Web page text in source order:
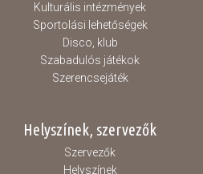
Kulturális intézmények
Sportolási lehetőségek
Disco, klub
Szabadulós játékok
Szerencsejáték
Helyszínek, szervezők
Szervezők
Helyszínek